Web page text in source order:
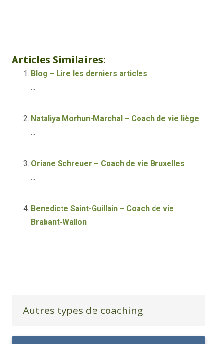
Articles Similaires:
Blog – Lire les derniers articles
...
Nataliya Morhun-Marchal – Coach de vie liège
...
Oriane Schreuer – Coach de vie Bruxelles
...
Benedicte Saint-Guillain – Coach de vie
Brabant-Wallon
...
Autres types de coaching